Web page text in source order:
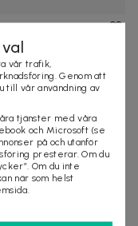
doft för
vår trafik,
Genom att
till vår användning av
tjänster med våra
och Microsoft (se
på och utanför
presterar. Om du
Om du inte
när som helst